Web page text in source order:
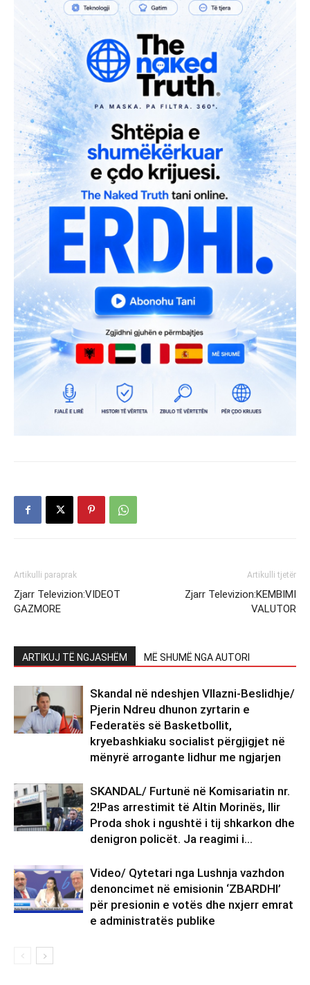
Artikulli paraprak
Zjarr Televizion:VIDEOT
GAZMORE
Artikulli tjetër
Zjarr Televizion:KEMBIMI
VALUTOR
ARTIKUJ TË NGJASHËM MË SHUMË NGA AUTORI
Skandal në ndeshjen Vllazni-Beslidhje/
Pjerin Ndreu dhunon zyrtarin e
Federatës së Basketbollit,
kryebashkiaku socialist përgjigjet në
mënyrë arrogante lidhur me ngjarjen
SKANDAL/ Furtunë në Komisariatin nr.
2!Pas arrestimit të Altin Morinës, Ilir
Proda shok i ngushtë i tij shkarkon dhe
denigron policët. Ja reagimi i...
Video/ Qytetari nga Lushnja vazhdon
denoncimet në emisionin ‘ZBARDHI’
për presionin e votës dhe nxjerr emrat
e administratës publike